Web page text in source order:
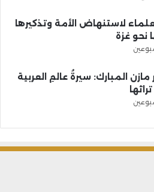
لاستنهاض الأمة وتذكيرها
نحو غزة
مازن المبارك: سيرةُ عالمِ العربية